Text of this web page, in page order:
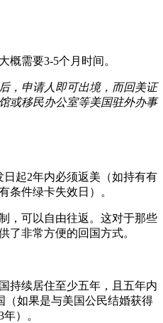
概需要3-5个月时间。
，申请人即可出境，而回美证
或移民办公室等美国驻外办事
起2年内必须返美（如持有有
条件绿卡失效日）。
，可以自由往返。这对于那些
了非常方便的回国方式。
持续居住至少五年，且五年内
（如果是与美国公民结婚获得
）。